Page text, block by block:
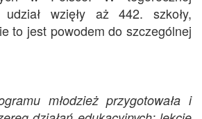
wzięły aż 442. szkoły,
to jest powodem do szczególnej
młodzież przygotowała i